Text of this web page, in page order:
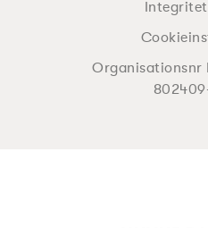
Organisationsnr